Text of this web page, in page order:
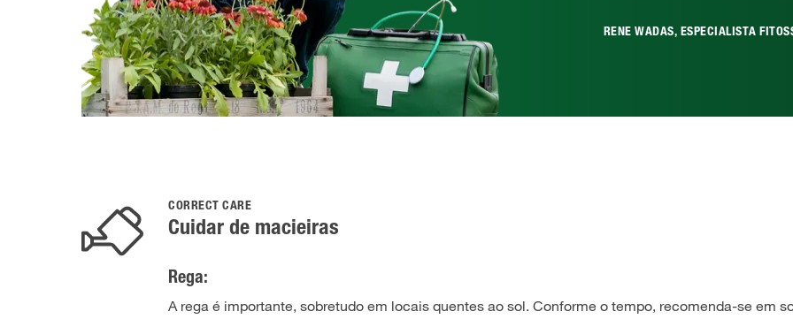
RENE WADAS, ESPECIALISTA
CORRECT CARE
Cuidar de macieiras
Rega:
A rega é importante, sobretudo em locais quentes ao sol. Conforme o tempo, recomenda-se em